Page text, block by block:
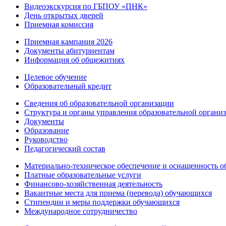
Видеоэкскурсия по ГБПОУ «ПНК»
День открытых дверей
Приемная комиссия
Приемная кампания 2026
Дoкументы абитуриентам
Информация об общежитиях
Целевое обучение
Образовательный кредит
Сведения об образовательной организации
Структура и органы управления образовательной
Документы
Образование
Руководство
Педагогический состав
Материально-техническое обеспечение и оснащенность
Платные образовательные услуги
Финансово-хозяйственная деятельность
Вакантные места для приема (перевода) обучающихся
Стипендии и меры поддержки обучающихся
Международное сотрудничество